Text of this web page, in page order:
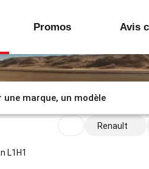
Promos Avis
Renault
L1H1